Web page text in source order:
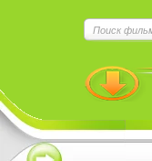
Нажмите на
!!!Если Вы с
троеточие в